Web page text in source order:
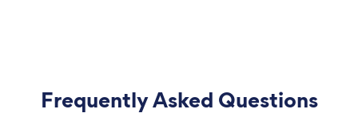
Frequently Asked Questions